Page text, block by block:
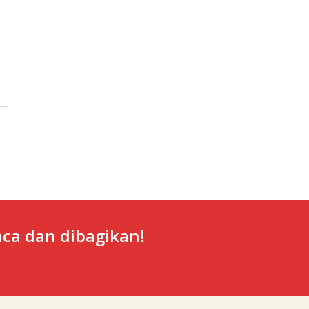
dan dibagikan!